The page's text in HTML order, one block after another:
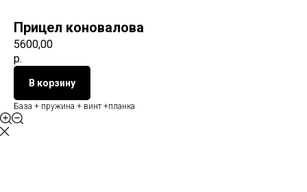
Прицел коновалова
5600,00
р.
В корзину
База + пружина + винт +планка